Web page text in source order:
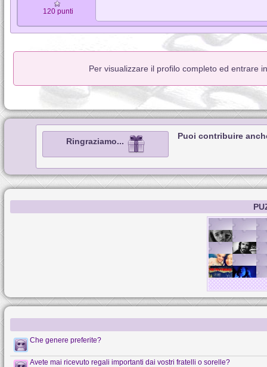
120 punti
Per visualizzare il profilo completo ed entrare
Ringraziamo...
Puoi contribuire
Che genere preferite?
Avete mai ricevuto regali importanti dai vostri fratelli o sorelle?